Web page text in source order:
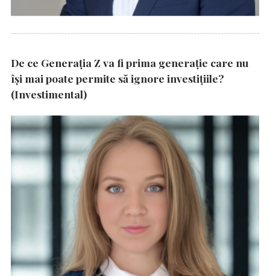
De ce Generația Z va fi prima generație care nu
își mai poate permite să ignore investițiile?
(Investimental)